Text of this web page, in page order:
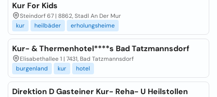
Kur For Kids
Steindorf 67 | 8862, Stadl An Der Mur
kur
heilbäder erholungsheime
Kur- & Thermenhotel****s Bad Tatzmannsdorf
Elisabethallee 1 | 7431, Bad Tatzmannsdorf
burgenland
kur hotel
Direktion D Gasteiner Kur- Reha- U Heilstollen